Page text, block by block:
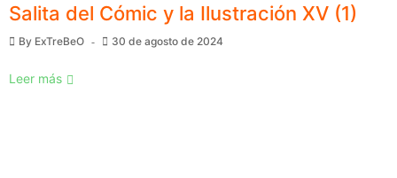
Salita del Cómic y la Ilustración XV (1)
By ExTreBeO 30 de agosto de 2024
Leer más